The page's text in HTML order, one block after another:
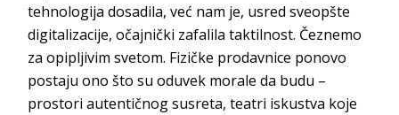
tehnologija dosadila, već nam je, usred sveopšte
digitalizacije, očajnički zafalila taktilnost. Čeznemo
za opipljivim svetom. Fizičke prodavnice ponovo
postaju ono što su oduvek morale da budu –
prostori autentičnog susreta, teatri iskustva koje